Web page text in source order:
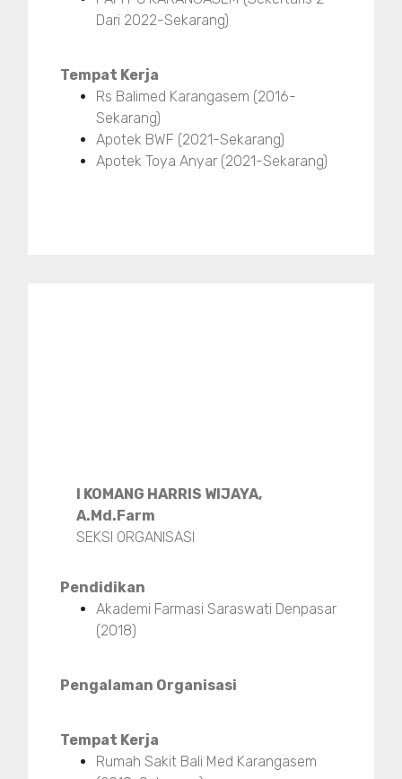
Dari 2022-Sekarang)
Tempat Kerja
Rs Balimed Karangasem (2016-
Sekarang)
Apotek BWF (2021-Sekarang)
Apotek Toya Anyar (2021-Sekarang)
I KOMANG HARRIS WIJAYA,
A.Md.Farm
SEKSI ORGANISASI
Pendidikan
Akademi Farmasi Saraswati Denpasar
(2018)
Pengalaman Organisasi
Tempat Kerja
Rumah Sakit Bali Med Karangasem